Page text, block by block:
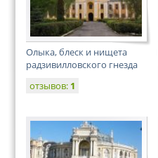
Олыка, блеск и нищета
радзивилловского гнезда
отзывов: 1